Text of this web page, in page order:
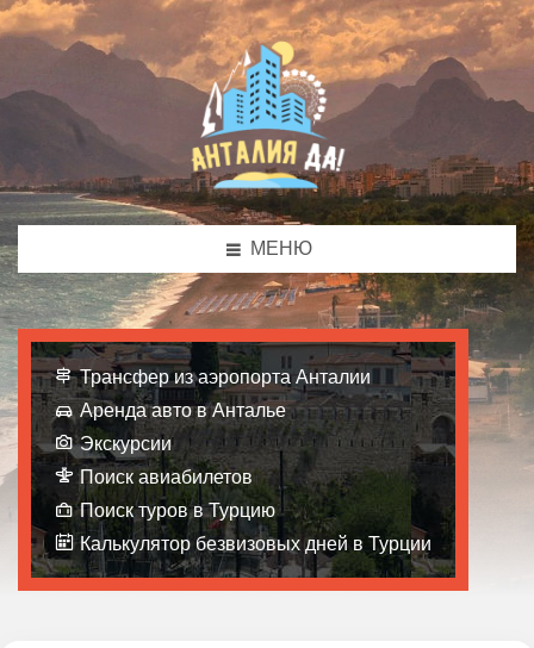
МЕНЮ
Трансфер из аэропорта Анталии
Аренда авто в Анталье
Экскурсии
Поиск авиабилетов
Поиск туров в Турцию
Калькулятор безвизовых дней в Турции